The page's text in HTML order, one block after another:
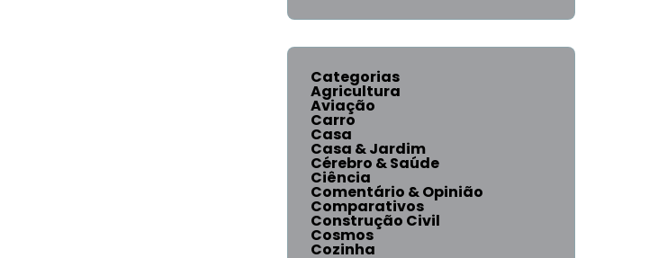
Categorias
Agricultura
Aviação
Carro
Casa
Casa & Jardim
Cérebro & Saúde
Ciência
Comentário & Opinião
Comparativos
Construção Civil
Cosmos
Cozinha